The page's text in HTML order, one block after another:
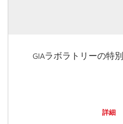
GIAラボラトリーの特
詳細